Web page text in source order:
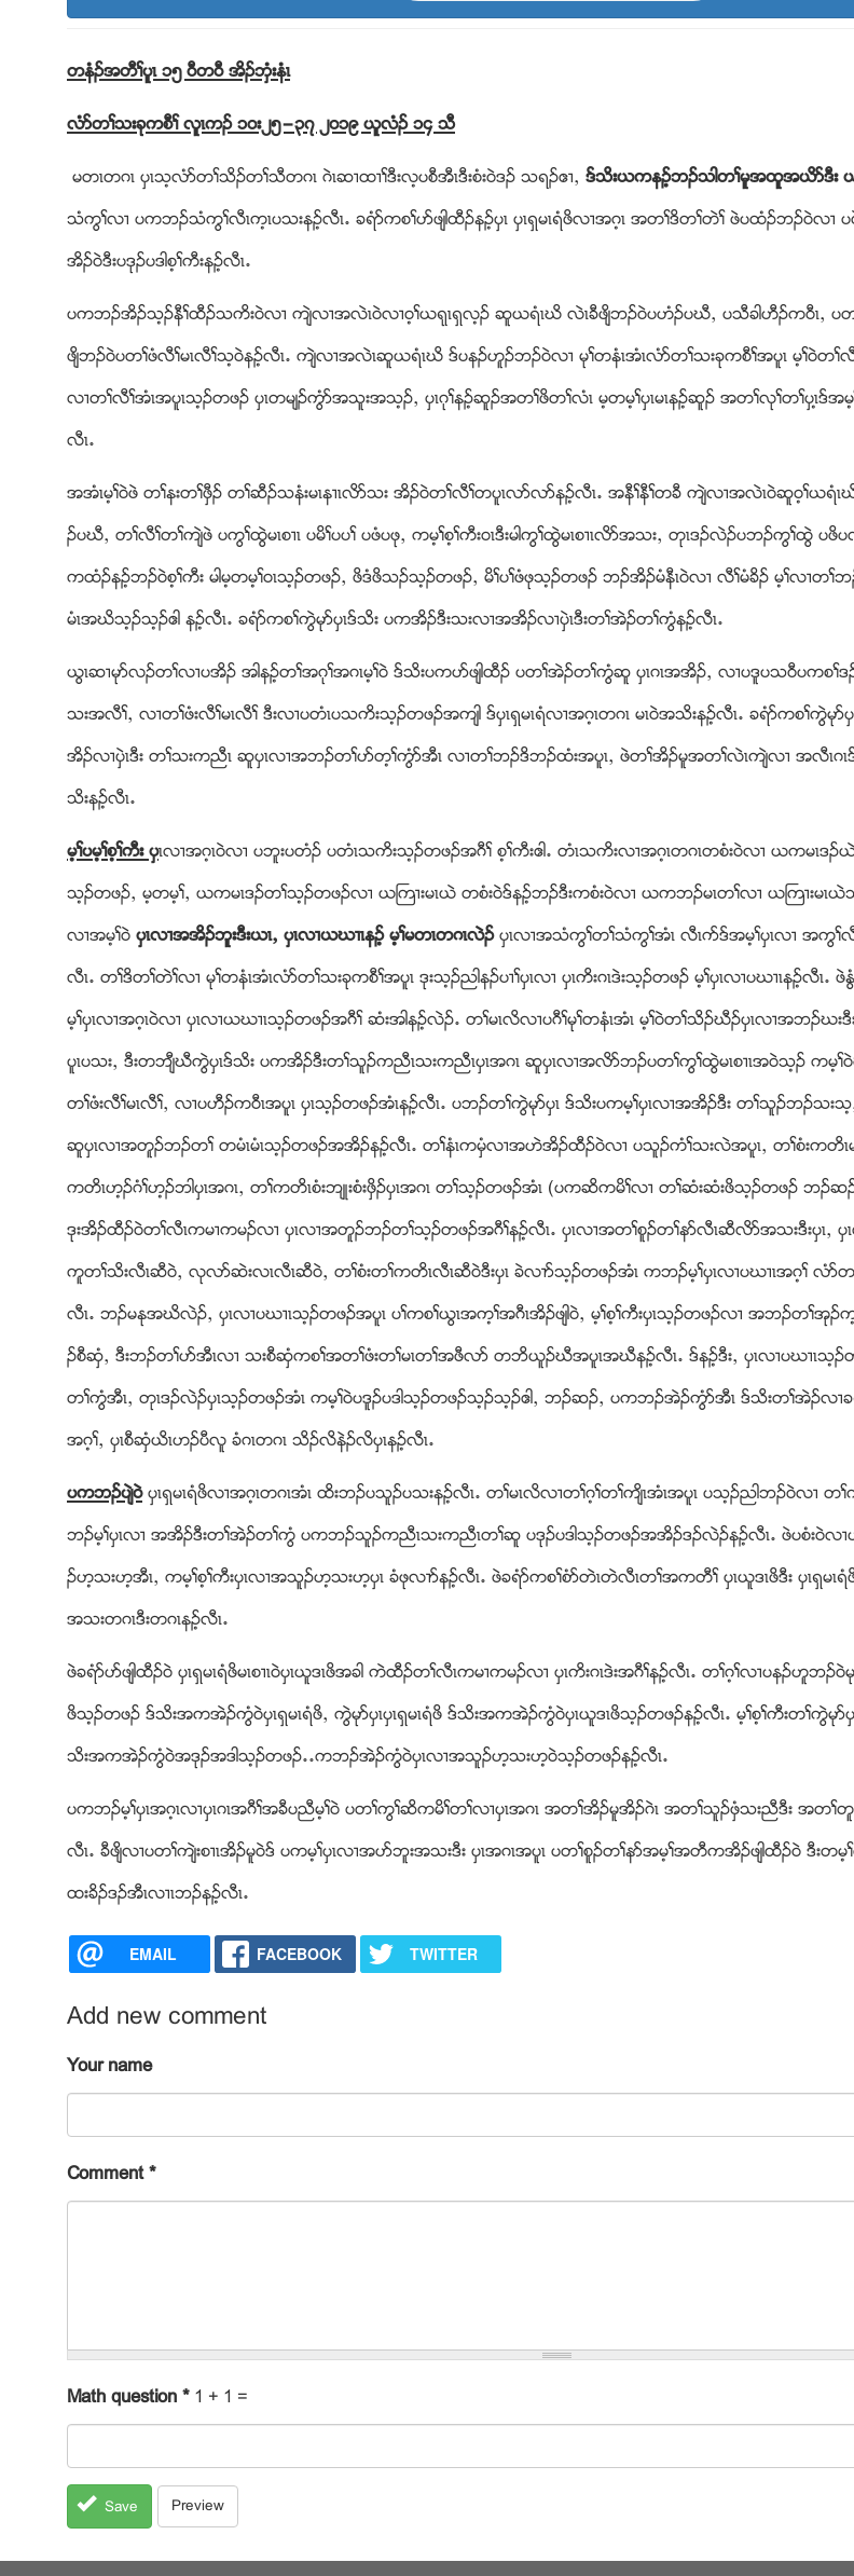
တနံဥအတီႈပူၚ ၁၅ ၀ီတ၀ီ အိဥဘွံးနံၚ
လံဏတႈသးခုကစီႈ လူၚကဥ ၁၀း၂၅”၃၇ ၂၀၁၉ ဎူလံဥ ၁၄ သီ
မတၚတဂၚ ပွၚသ့လံဏတႈသိဥတႈသီတဂၚ ဂဲၚဆ႕ထ႕ႈဒီးလ့ပစီအီၚဒီးစံး၀ဲဒဥ သရဥဧ႕ယ ဒ္သိးဎကနဥ့ဘဥသါတႈမူအထူအဎိဏဒီး ဎ
သံကြႈလ႕ ပကဘဥသံကြႈလီၚက့ၚပသးနဥ့လီၚ’ ခရံဏကစႈပဏဖ်ါထီဥနဥ့ပွၚ ပွၚရွမၚရံဖိလ႕အဂ့ၚ အတႈဒိတႈတဲႈ ဖဲပထံဥဘဥ၀ဲလ႕
အိဥ၀ဲဒီးပဒုဥပဒါစ့ႈကီးနဥ့လီၚ’
ပကဘဥအိဥသ့ဥနီႈထီဥသကိး၀ဲလ႕ က်ဲလ႕အလဲၚ၀ဲလ႕၀့ႈဎရုၚရွလ့ဥ ဆူဎရံၚဃိ လဲၚခီဖ်ိဘဥ၀ဲပဟံဥပဃီယ ပသီခါဟီဥက၀ီၚယ ပတႈ
ဖ်ိဘဥ၀ဲပတႈဖံလီႈမၚလီႈသ့၀ဲနဥ့လီၚ’ က်ဲလ႕အလဲၚဆူဎရံၚဃိ ဒ္ပနဥဟူဥဘဥ၀ဲလ႕ မုႈတနံၚအံၚလံဏတႈသးခုကစီႈအပူၚ မ့ႈ၀ဲတႈ
လ႕တႈလီႈအံၚအပူၚသ့ဥတဖဥ ပွၚတမ်ဥကြံဏအသူးအသ့ဥယ ပွၚဂုႈနဥ့ဆူဥအတႈဖိတႈလံၚ မ့တမ့ႈပွၚမၚနဥ့ဆူဥ အတႈလုႈတႈပွၚ့ဒ္
လီၚ’
အအံၚမ့ႈ၀ဲဖဲ တႈနးတႈဖွီဥ တႈဆီဥသနံးမၚန႕ၚလိဏသး အိဥ၀ဲတႈလီႈတပူၚလဏလဏနဥ့လီၚ’ အနီႈနီႈတခီ က်ဲလ႕အလဲၚ၀ဲဆူ၀့ႈဎရံၚ
ဥပဃီယ တႈလီႈတႈက်ဲဖဲ ပကြႈထြဲမၚစ႕ၚ ပမိႈပပႈ ပဖံပဖုယ ကမ့ႈစ့ႈကီး၀ၚဒီးမါကြႈထြဲမၚစ႕ၚလိဏအသးယ တုၚဒဥလဲဥပဘဥကြႈထြဲ ပ
ကထံဥနဥ့ဘဥ၀ဲစ့ႈကီး မါမ့တမ့ႈ၀ၚသ့ဥတဖဥယ ဖိဒံဖိသဥသ့ဥတဖဥယ မိႈပႈဖံဖုသ့ဥတဖဥ ဘဥအိဥမံနီၚ၀ဲလ႕ လီႈမံခိဥ မ့ႈလ႕တႈ
မံၚအဃိသ့ဥသ့ဥဧါ နဥ့လီၚ’ ခရံဏကစႈကြဲမုဏပွၚဒ္သိး ပကအိဥဒီးသးလ႕အအိဥလ႕ပွဲၚဒီးတႈအဲဥတႈကြံနဥ့လီၚ’
ဎြၚဆ႕မုဏလဥတႈလ႕ပအိဥ အါနဥ့တႈအဂုႈအဂၚမ့ႈ၀ဲ ဒ္သိးပကပဏဖ်ါထီဥ ပတႈအဲဥတႈကြံဆူ ပွၚဂၚအအိဥယ လ႕ပဒူပသ၀ီပကစႈဒ
သးအလီႈယ လ႕တႈဖံးလီႈမၚလီႈ ဒီးလ႕ပတံၚပသကိးသ့ဥတဖဥအက်ါ ဒ္ပွၚရွမၚရံလ႕အဂ့ၚတဂၚ မၚ၀ဲအသိးနဥ့လီၚ’ ခရံဏကစႈကြဲမု
အိဥလ႕ပွဲၚဒီး တႈသးကညီၚ ဆူပွၚလ႕အဘဥတႈပဏတ့ႈကြံဏအီၚ လ႕တႈဘဥဒိဘဥထံးအပူၚယ ဖဲတႈအိဥမူအတႈလဲၚက်ဲလ႕ အလီ
သိးနဥ့လီၚ’
မ့ႈပမ့ႈစ့ႈကီး ပွၚလ႕အဂ့ၚ၀ဲလ႕ ပဘူးပတံဥ ပတံၚသကိးသ့ဥတဖဥအဂီႈ စ့ႈကီးဧါ’ တံၚသကိးလ႕အဂ့ၚတဂၚတစံး၀ဲလ႕ ဎကမၚဒ
သ့ဥတဖဥယ မ့တမ့ႈယ ဎကမၚဒဥတႈသ့ဥတဖဥလ႕ ဎႀက႕းမၚဎဲ တစံး၀ဲဒ္နဥ့ဘဥဒီးကစံး၀ဲလ႕ ဎကဘဥမၚတႈလ႕ ဎႀက႕းမၚဎဲ
လ႕အမ့ႈ၀ဲ ပွၚလ႕အအိဥဘူးဒီးဎၚယ ပွၚလ႕ဎဃ႕ၚနဥ့ မ့ႈမတၚတဂၚလဲဥပွၚလ႕အသံကြႈတႈသံကြႈအံၚ လီၚဂဏဒ္အမ့ႈပွၚလ႕ အကြ
လီၚ’ တႈဒိတႈတဲႈလ႕ မုႈတနံၚအံၚလံဏတႈသးခုကစီႈအပူၚ ဒုးသ့ဥညါနဥပ႕ႈပွၚလ႕ ပွၚကိးဂၚဒဲးသ့ဥတဖဥ မ့ႈပွၚလ႕ပဃ႕ၚနဥ့လီၚ’
မ့ႈပွၚလ႕အဂ့ၚ၀ဲလ႕ ပွၚလ႕ဎဃ႕ၚသ့ဥတဖဥအဂီႈ ဆံးအါနဥ့လဲဥ’ တႈမၚလိလ႕ပဂီႈမုႈတနံၚအံၚ မ့ႈ၀ဲတႈသိဥဃီဥပွၚလ႕အဘဥဃး
ပူၚပသးယ ဒီးတဘ်ီဃီကြဲပွၚဒ္သိး ပကအိဥဒီးတႈသူဥကညီၚသးကညီၚပွၚအဂၚ ဆူပွၚလ႕အလိဏဘဥပတႈကြႈထြဲမၚစ႕ၚအ၀ဲသ့ဥ ကမ့ႈ၀ဲဃု
တႈဖံးလီႈမၚလီႈယ လ႕ပဟီဥက၀ီၚအပူၚ ပွၚသ့ဥတဖဥအံၚနဥ့လီၚ’ ပဘဥတႈကြဲမုဏပွၚ ဒ္သိးပကမ့ႈပွၚလ႕အအိဥဒီး တႈသူဥဘဥ
ဆူပွၚလ႕အတူဥဘဥတႈ တမံၚမံၚသ့ဥတဖဥအအိဥနဥ့လီၚ’ တႈနံၚကမွံလ႕အဟဲအိဥထီဥ၀ဲလ႕ ပသူဥကံႈသးလဲအပူၚယ တႈစံးကတိၚမၚမု
ကတိၚဟ့ဥဂံႈဟ့ဥဘါပွၚအဂၚယ တႈကတိၚစံးဘ်ဳးစံးဖွိဥပွၚအဂၚ တႈသ့ဥတဖဥအံၚ (ပကဆိကမိႈလ႕ တႈဆံးဆံးဖိသ့ဥတဖဥ ဘဥ
ဒုးအိဥထီဥ၀ဲတႈလီၚကမ႕ကမဥလ႕ ပွၚလ႕အတူဥဘဥတႈသ့ဥတဖဥအဂီႈနဥ့လီၚ’ ပွၚလ႕အတႈစူဥတႈနဏလီၚဆီလိဏအသးဒီးပွၚယ
ကူတႈသိးလီၚဆီ၀ဲယ လုလဏဆဲးလၚလီၚဆီ၀ဲယ တႈစံးတႈကတိၚလီၚဆီ၀ဲဒီးပွၚ ခဲလ႕ဏသ့ဥတဖဥအံၚ ကဘဥမ့ႈပွၚလ႕ပဃ႕ၚအဂ့ႈ လံဏ
လီၚ’ ဘဥမႏုအဃိလဲဥယ ပွၚလ႕ပဃ႕ၚသ့ဥတဖဥအပူၚ ပႈကစႈဎြၚအက့ႈအဂီၚအိဥဖ်ါ၀ဲယ မ့ႈစ့ႈကီးပွၚသ့ဥတဖဥလ႕ အဘဥတႈအုဥ
ဥစီဆွံယ ဒီးဘဥတႈပဏအီၚလ႕ သးစီဆွံကစႈအတႈဖံးတႈမၚတႈအဖီလဏ တဘိဎူဥဃီအပူၚအဃီနဥ့လီၚ’ ဒ္နဥ့ဒီးယ ပွၚလ႕ပဃ႕ၚသ့
တႈကြံအီၚယ တုၚဒဥလဲဥပွၚသ့ဥတဖဥအံၚ ကမ့ႈ၀ဲပဒူဥပဒါသ့ဥတဖဥသ့ဥသ့ဥဧါယ ဘဥဆဥယ ပကဘဥအဲဥကြံဏအီၚ ဒ္သိးတႈအဲဥလ
အဂ့ႈယ ပွၚစီဆွံဎိၚဟဥပီလူ ခံဂၚတဂၚ သိဥလိနဲဥလိပွၚနဥ့လီၚ’
ပကဘဥပ်ဲ၀ဲပွၚရွမၚရံဖိလ႕အဂ့ၚတဂၚအံၚ ထိးဘဥပသူဥပသးနဥ့လီၚ’ တႈမၚလိလ႕တႈဂ့ႈတႈက်ိၚအံၚအပူၚ ပသ့ဥညါဘဥ၀ဲလ႕
ဘဥမ့ႈပွၚလ႕ အအိဥဒီးတႈအဲဥတႈကြံ ပကဘဥသူဥကညီၚသးကညီၚတႈဆူ ပဒုဥပဒါသ့ဥတဖဥအအိဥဒဥလဲဥနဥ့လီၚ’ ဖဲပစံး၀ဲလ႕ပ
ဥဟ့သးဟ့အီၚယ ကမ့ႈစ့ႈကီးပွၚလ႕အသူဥဟ့သးဟ့ပွၚ ခံဖုလ႕ဏနဥ့လီၚ’ ဖဲခရံဏကစႈစံဏတဲၚတဲလီၚတႈအကတီႈ ပွၚဎူဒၚဖိဒီး ပွၚရွ
အသးတဂၚဒီးတဂၚနဥ့လီၚ’
ဖဲခရံဏပဏဖ်ါထီဥ၀ဲ ပွၚရွမၚရံဖိမၚစ႕ၚ၀ဲပွၚဎူဒၚဖိအခါ ကဲထီဥတႈလီၚကမ႕ကမဥလ႕ ပွၚကိးဂၚဒဲးအဂီႈနဥ့လီၚ’ တႈဂ့ႈလ႕ပနဥဟူဘဥ၀ဲ
ဖိသ့ဥတဖဥ ဒ္သိးအကအဲဥကြံ၀ဲပွၚရွမၚရံဖိယ ကြဲမုဏပွၚပွၚရွမၚရံဖိ ဒ္သိးအကအဲဥကြံ၀ဲပွၚဎူဒၚဖိသ့ဥတဖဥနဥ့လီၚ’ မ့ႈစ့ႈကီးတႈကြဲမု
သိးအကအဲဥကြံ၀ဲအဒုဥအဒါသ့ဥတဖဥ’’ကဘဥအဲဥကြံ၀ဲပွၚလ႕အသူဥဟ့သးဟ့၀ဲသ့ဥတဖဥနဥ့လီၚ’
ပကဘဥမ့ႈပွၚအဂ့ၚလ႕ပွၚဂၚအဂီႈအခီပညီမ့ႈ၀ဲ ပတႈကြႈဆိကမိႈတႈလ႕ပွၚအဂၚ အတႈအိဥမူအိဥဂဲၚ အတႈသူဥဖွံသးညီဒီး အတ
လီၚ’ ခီဖ်ိလ႕ပတႈက်ဲးစ႕ၚအိဥမူ၀ဲဒ္ ပကမ့ႈပွၚလ႕အပဏဘူးအသးဒီး ပွၚအဂၚအပူၚ ပတႈစူဥတႈနဏအမ့ႈအတီကအိဥဖ်ါထီဥ၀ဲ ဒီးတ
ထးခိဥဒဥအီၚလ႕ၚဘဥနဥ့လီၚ’
EMAIL FACEBOOK TWITTER
Add new comment
Your name
Comment*
Math question * 1 + 1 =
Save Preview